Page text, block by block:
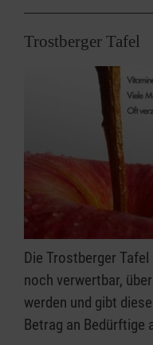
Trostberger Tafel
Die Trostberger
noch verwertbar,
werden und gibt
Betrag an Bedürftige